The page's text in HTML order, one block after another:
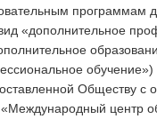
программам
«дополнительное
Обществу с
«Международный центр